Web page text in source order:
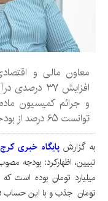
افزایش ۳۷
توانست ۶۵ درصد از بودجه مصوب سال گذشته را محقق کند.
به گزارشپایگاه خبری
تومان جذب و با این حساب ۶۵ درصد آن محقق شده است.